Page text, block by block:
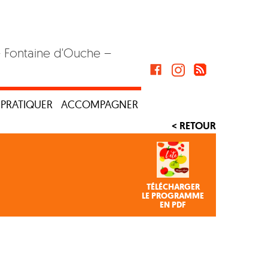
d'Ouche –
PRATIQUER ACCOMPAGNER
< RETOUR
TÉLÉCHARGER
LE PROGRAMME
EN PDF